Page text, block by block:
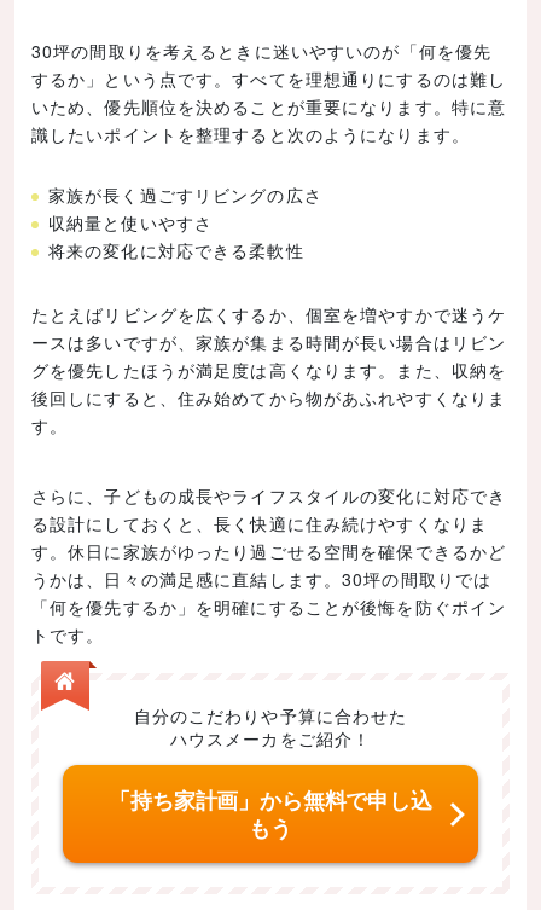
30坪の間取りを考えるときに迷いやすいのが「何を優先
するか」という点です。すべてを理想通りにするのは難し
いため、優先順位を決めることが重要になります。特に意
識したいポイントを整理すると次のようになります。
家族が長く過ごすリビングの広さ
収納量と使いやすさ
将来の変化に対応できる柔軟性
たとえばリビングを広くするか、個室を増やすかで迷うケ
ースは多いですが、家族が集まる時間が長い場合はリビン
グを優先したほうが満足度は高くなります。また、収納を
後回しにすると、住み始めてから物があふれやすくなりま
す。
さらに、子どもの成長やライフスタイルの変化に対応でき
る設計にしておくと、長く快適に住み続けやすくなりま
す。休日に家族がゆったり過ごせる空間を確保できるかど
うかは、日々の満足感に直結します。30坪の間取りでは
「何を優先するか」を明確にすることが後悔を防ぐポイン
トです。
自分のこだわりや予算に合わせた
ハウスメーカをご紹介！
「持ち家計画」から無料で申し込
もう